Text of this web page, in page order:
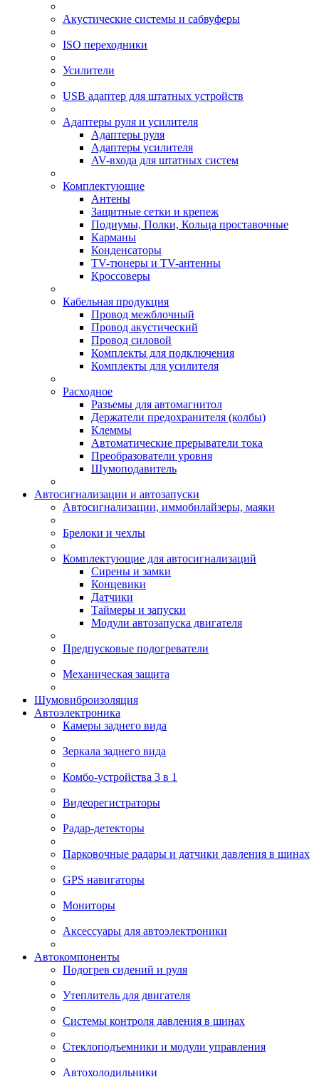
Акустические системы и сабвуферы
ISO переходники
Усилители
USB адаптер для штатных устройств
Адаптеры руля и усилителя
Адаптеры руля
Адаптеры усилителя
AV-входа для штатных систем
Комплектующие
Антены
Защитные сетки и крепеж
Подиумы, Полки, Кольца проставочные
Карманы
Конденсаторы
TV-тюнеры и TV-антенны
Кроссоверы
Кабельная продукция
Провод межблочный
Провод акустический
Провод силовой
Комплекты для подключения
Комплекты для усилителя
Расходное
Разъемы для автомагнитол
Держатели предохранителя (колбы)
Клеммы
Автоматические прерыватели тока
Преобразователи уровня
Шумоподавитель
Автосигнализации и автозапуски
Автосигнализации, иммобилайзеры, маяки
Брелоки и чехлы
Комплектующие для автосигнализаций
Сирены и замки
Концевики
Датчики
Таймеры и запуски
Модули автозапуска двигателя
Предпусковые подогреватели
Механическая защита
Шумовиброизоляция
Автоэлектроника
Камеры заднего вида
Зеркала заднего вида
Комбо-устройства 3 в 1
Видеорегистраторы
Радар-детекторы
Парковочные радары и датчики давления в шинах
GPS навигаторы
Мониторы
Аксессуары для автоэлектроники
Автокомпоненты
Подогрев сидений и руля
Утеплитель для двигателя
Системы контроля давления в шинах
Стеклоподъемники и модули управления
Автохолодильники